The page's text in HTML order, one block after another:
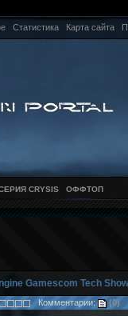
Статистика Карта сайта
CRYSIS ОФФТОП
Gamescom Tech
Комментарии: (0)